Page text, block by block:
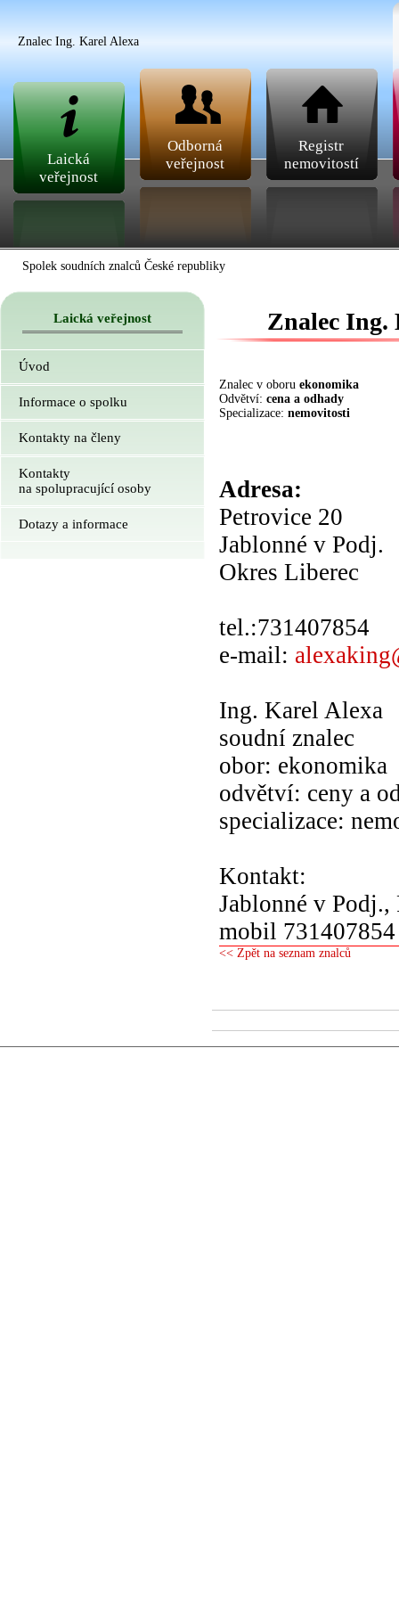
Znalec Ing. Karel Alexa
Laická
veřejnost
Odborná
veřejnost
Registr
nemovitostí
Spolek soudních znalců České republiky
Znalec Ing.
Znalec v oboru ekonomika
Odvětví: cena a odhady
Specializace: nemovitosti
Adresa:
Petrovice 20
Jablonné v Podj.
Okres Liberec
tel.:731407854
e-mail:
Ing. Karel Alexa
soudní znalec
obor: ekonomika
odvětví: ceny a
specializace:
Kontakt:
Jablonné v Podj.,
mobil 731407854
<< Zpět na seznam znalců
Laická veřejnost
Úvod
Informace o spolku
Kontakty na členy
Kontakty
na spolupracující osoby
Dotazy a informace